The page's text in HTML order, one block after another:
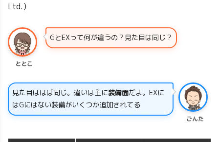
Ltd.）
ととこ
GとEXって何が違うの？見た目は同じ？
ごんた
見た目はほぼ同じ。違いは主に装備面だよ。EXに
はGにはない装備がいくつか追加されてる